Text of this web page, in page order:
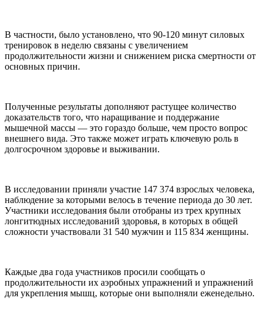
В частности, было установлено, что 90-120 минут силовых
тренировок в неделю связаны с увеличением
продолжительности жизни и снижением риска смертности от
основных причин.
Полученные результаты дополняют растущее количество
доказательств того, что наращивание и поддержание
мышечной массы — это гораздо больше, чем просто вопрос
внешнего вида. Это также может играть ключевую роль в
долгосрочном здоровье и выживании.
В исследовании приняли участие 147 374 взрослых человека,
наблюдение за которыми велось в течение периода до 30 лет.
Участники исследования были отобраны из трех крупных
лонгитюдных исследований здоровья, в которых в общей
сложности участвовали 31 540 мужчин и 115 834 женщины.
Каждые два года участников просили сообщать о
продолжительности их аэробных упражнений и упражнений
для укрепления мышц, которые они выполняли еженедельно.